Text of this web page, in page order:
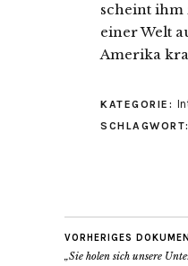
scheint ihm
einer Welt
Amerika
KATEGORIE:
SCHLAGWORT:
VORHERIGES
„Sie holen sich unsere